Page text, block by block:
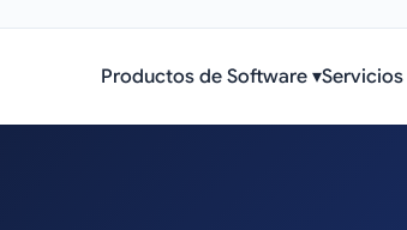
Productos de Software ▾Servicios